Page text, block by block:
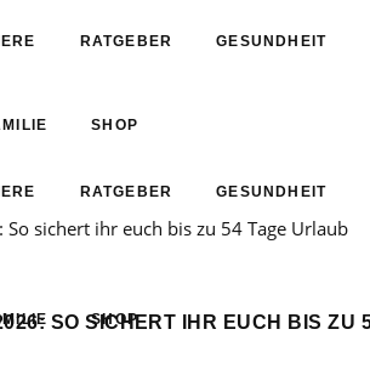
RATGEBER GESUNDHEIT
SHOP
RATGEBER GESUNDHEIT
SHOP
SO SICHERT IHR EUCH BIS ZU